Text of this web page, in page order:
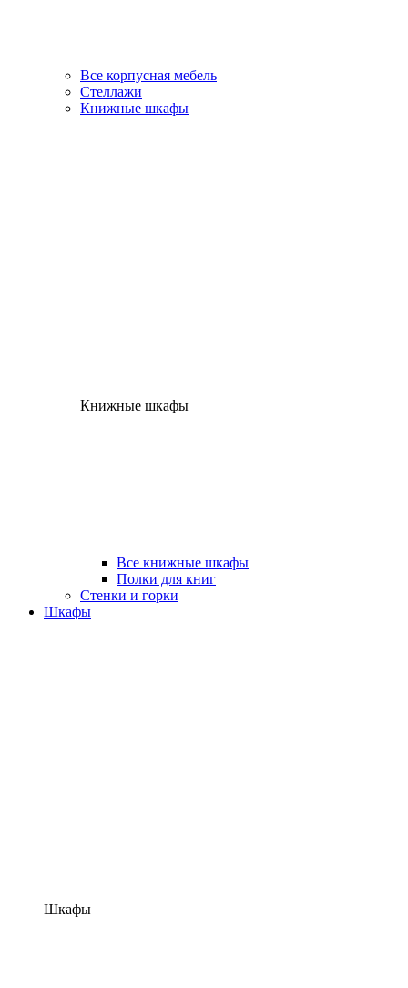
Все корпусная мебель
Стеллажи
Книжные шкафы
Книжные шкафы
Все книжные шкафы
Полки для книг
Стенки и горки
Шкафы
Шкафы